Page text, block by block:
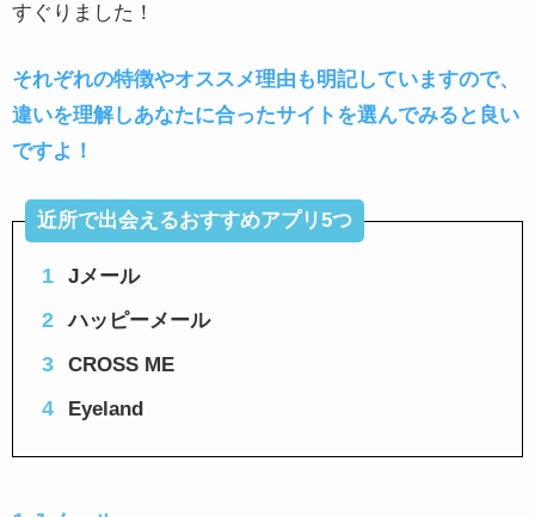
すぐりました！
それぞれの特徴やオススメ理由も明記していますので、
違いを理解しあなたに合ったサイトを選んでみると良い
ですよ！
近所で出会えるおすすめアプリ5つ
Jメール
ハッピーメール
CROSS ME
Eyeland